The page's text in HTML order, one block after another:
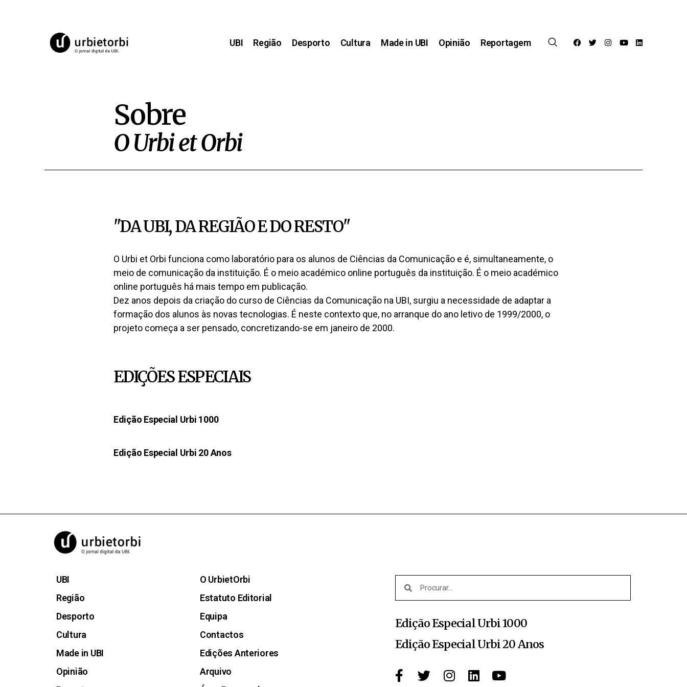
UBI Região Desporto Cultura Made in UBI Opinião Reportagem
Sobre
O Urbi et Orbi
"DA UBI, DA REGIÃO E DO RESTO"
O Urbi et Orbi funciona como laboratório para os alunos de Ciências da Comunicação e é, simultaneamente, o
meio de comunicação da instituição. É o meio académico online português da instituição. É o meio académico
online português há mais tempo em publicação.
Dez anos depois da criação do curso de Ciências da Comunicação na UBI, surgiu a necessidade de adaptar a
formação dos alunos às novas tecnologias. É neste contexto que, no arranque do ano letivo de 1999/2000, o
projeto começa a ser pensado, concretizando-se em janeiro de 2000.
EDIÇÕES ESPECIAIS
Edição Especial Urbi 1000​
Edição Especial Urbi 20 Anos
UBI
Região
Desporto
Cultura
Made in UBI
Opinião
O UrbietOrbi
Estatuto Editorial
Equipa
Contactos
Edições Anteriores
Arquivo
Edição Especial Urbi 1000
Edição Especial Urbi 20 Anos